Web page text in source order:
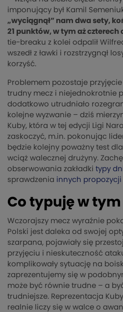
imponujący był Kamil
„wyciągnął” nam dwa sety,
21 punktów, w tym aż czterech
tie-breaku z kolei odpalił
wszedł z ławki i rozstrzygnął
korzyść.
Problemem pozostaje
trudny mecz i niejednokrotnie
dodatkowo utrudniało
kolejne wyzwanie – dziś
Kuby, która w tej edycji Ligi
zaskoczyć, m.in. pokonując
będzie kolejny poważny test
wciąż walecznej drużyny.
obserwowania zakładki typy
sprawdzenia innych propozycji
Co typuję w
Wczorajszy mecz wyraźnie
Polski jest daleka od swojej
szarpana, pojawiały się
przyjęciu i nieskuteczność
komplikowały sytuację na
zaprezentujemy się w
może być równie trudne – a
trudniejsze. Reprezentacja
realnie liczy się w walce o